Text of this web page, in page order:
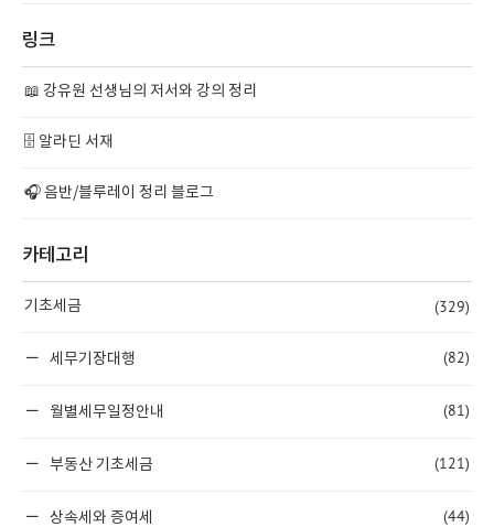
링크
📖 강유원 선생님의 저서와 강의 정리
🗄️ 알라딘 서재
🎧 음반/블루레이 정리 블로그
카테고리
기초세금 (329)
세무기장대행 (82)
월별세무일정안내 (81)
부동산 기초세금 (121)
상속세와 증여세 (44)